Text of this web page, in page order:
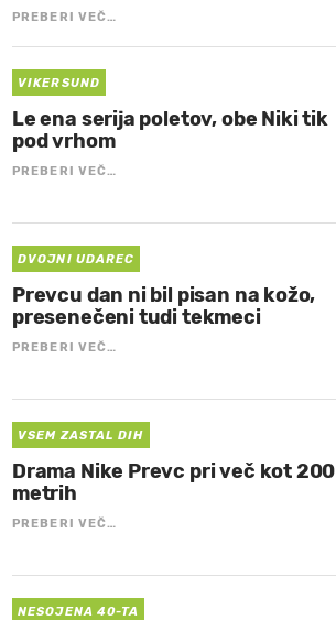
PREBERI VEČ…
VIKERSUND
Le ena serija poletov, obe Niki tik
pod vrhom
PREBERI VEČ…
DVOJNI UDAREC
Prevcu dan ni bil pisan na kožo,
presenečeni tudi tekmeci
PREBERI VEČ…
VSEM ZASTAL DIH
Drama Nike Prevc pri več kot 200
metrih
PREBERI VEČ…
NESOJENA 40-TA